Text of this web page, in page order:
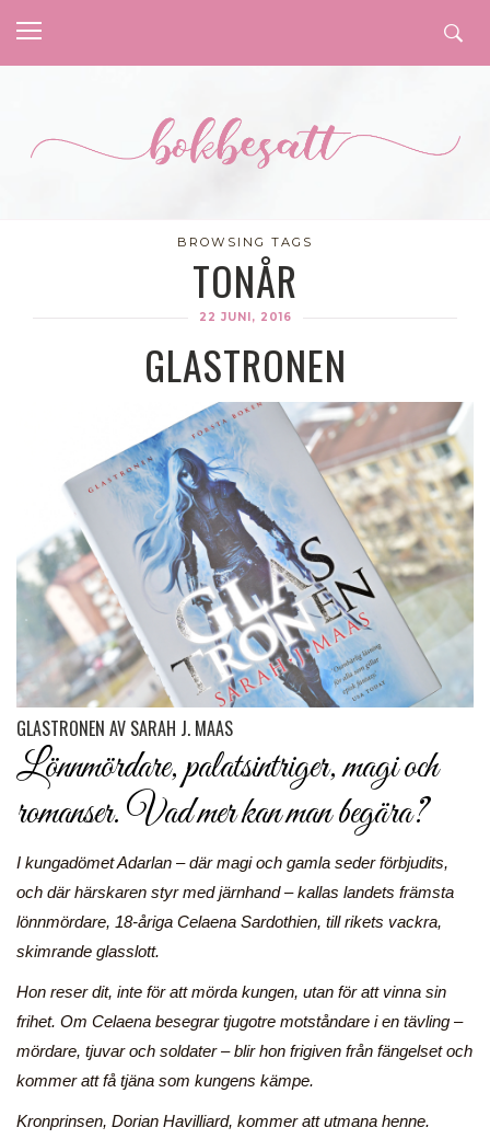
BROWSING TAGS
TONÅR
22 JUNI, 2016
GLASTRONEN
GLASTRONEN AV SARAH J. MAAS
Lönnmördare, palatsintriger, magi och
romanser. Vad mer kan man begära?
I kungadömet Adarlan – där magi och gamla seder förbjudits,
och där härskaren styr med järnhand – kallas landets främsta
lönnmördare, 18-åriga Celaena Sardothien, till rikets vackra,
skimrande glasslott.
Hon reser dit, inte för att mörda kungen, utan för att vinna sin
frihet. Om Celaena besegrar tjugotre motståndare i en tävling –
mördare, tjuvar och soldater – blir hon frigiven från fängelset och
kommer att få tjäna som kungens kämpe.
Kronprinsen, Dorian Havilliard, kommer att utmana henne.